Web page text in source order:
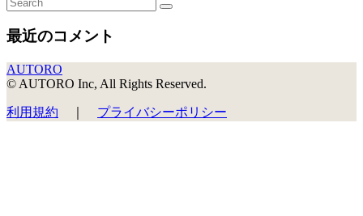
最近のコメント
AUTORO
© AUTORO Inc, All Rights Reserved.
利用規約 プライバシーポリシー